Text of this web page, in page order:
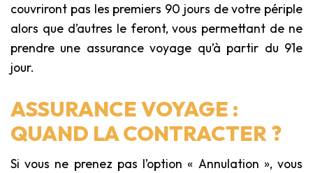
couvriront pas les premiers 90 jours de votre périple
alors que d’autres le feront, vous permettant de ne
prendre une assurance voyage qu’à partir du 91e
jour.
ASSURANCE VOYAGE :
QUAND LA CONTRACTER ?
Si vous ne prenez pas l’option « Annulation », vous